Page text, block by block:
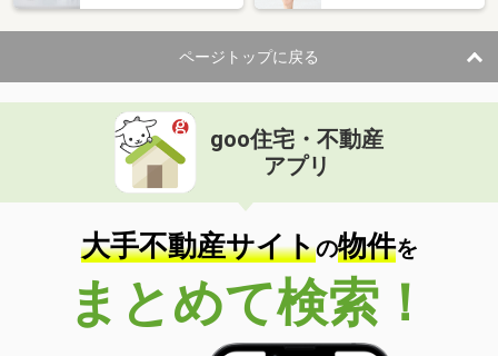
ページトップに戻る
goo住宅・不動産
アプリ
大手不動産サイトの物件を
まとめて検索！